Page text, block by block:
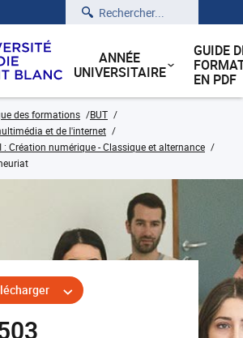
Rechercher
ANNÉE
UNIVERSITAIRE
GUIDE
EN PDF
des formations
BUT
et de l'internet
: Création numérique - Classique et alternance